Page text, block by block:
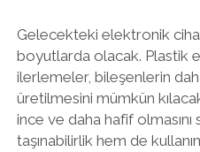
Gelecekteki elektronik
boyutlarda olacak. Plastik
ilerlemeler, bileşenlerin
üretilmesini mümkün
ince ve daha hafif
taşınabilirlik hem de